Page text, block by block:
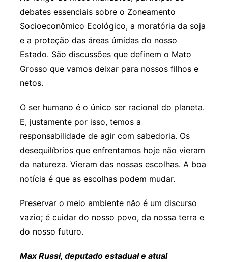
debates essenciais sobre o Zoneamento
Socioeconômico Ecológico, a moratória da soja
e a proteção das áreas úmidas do nosso
Estado. São discussões que definem o Mato
Grosso que vamos deixar para nossos filhos e
netos.
O ser humano é o único ser racional do planeta.
E, justamente por isso, temos a
responsabilidade de agir com sabedoria. Os
desequilíbrios que enfrentamos hoje não vieram
da natureza. Vieram das nossas escolhas. A boa
notícia é que as escolhas podem mudar.
Preservar o meio ambiente não é um discurso
vazio; é cuidar do nosso povo, da nossa terra e
do nosso futuro.
Max Russi, deputado estadual e atual